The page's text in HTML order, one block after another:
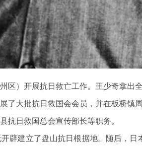
区）开展抗日救亡工作。王少奇拿出
大批抗日救国会会员，并在板桥镇
抗日救国总会宣传部长等职务。
辟建立了盘山抗日根据地。随后，